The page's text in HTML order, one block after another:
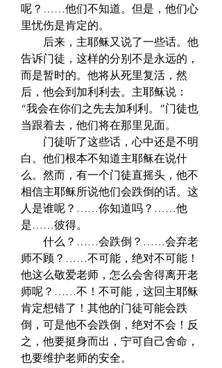
呢？……他们不知道。但是，他们心
里忧伤是肯定的。
后来，主耶稣又说了一些话。他
告诉门徒，这样的分别不是永远的，
而是暂时的。他将从死里复活，然
后，他会到加利利去。主耶稣说：
“我会在你们之先去加利利。”门徒也
当跟着去，他们将在那里见面。
门徒听了这些话，心中还是不明
白。他们根本不知道主耶稣在说什
么。然而，有一个门徒直摇头，他不
相信主耶稣所说他们会跌倒的话。这
人是谁呢？……你知道吗？……他
是……彼得。
什么？……会跌倒？……会弃老
师不顾？……不可能，绝对不可能！
他这么敬爱老师，怎么会舍得离开老
师呢？……不！不可能，这回主耶稣
肯定想错了！其他的门徒可能会跌
倒，可是他不会跌倒，绝对不会！反
之，他要挺身而出，宁可自己舍命，
也要维护老师的安全。